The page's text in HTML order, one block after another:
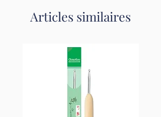
Articles similaires